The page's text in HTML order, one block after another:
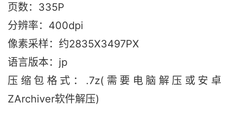
页数：335P
分辨率：400dpi
像素采样：约2835X3497PX
语言版本：jp
压缩包格式：.7z(需要电脑解压或安卓
ZArchiver软件解压)